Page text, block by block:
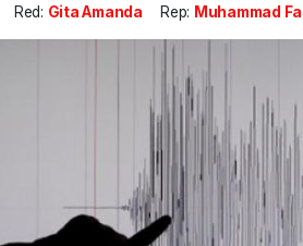
Red: Gita Amanda Rep: Muhammad